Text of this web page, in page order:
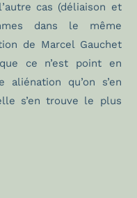
cas (déliaison et
dans le même
de Marcel Gauchet
ce n’est point en
qu’on s’en
s’en trouve le plus